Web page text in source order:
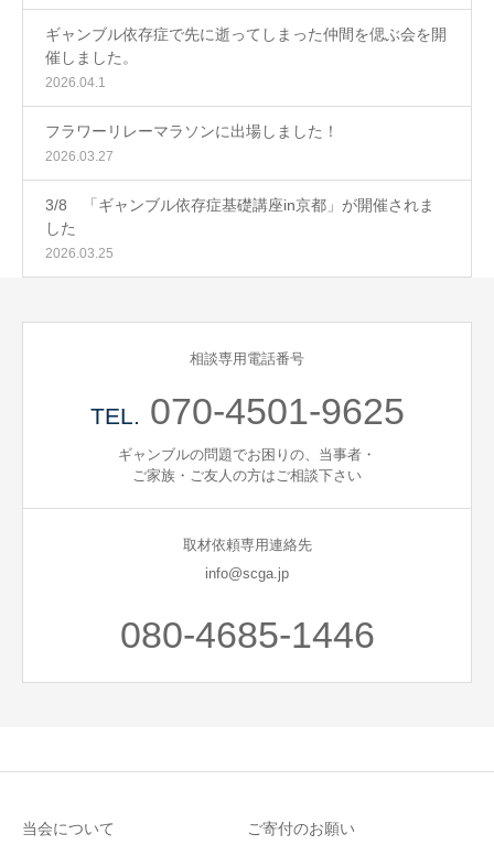
ギャンブル依存症で先に逝ってしまった仲間を偲ぶ会を開
催しました。
2026.04.1
フラワーリレーマラソンに出場しました！
2026.03.27
3/8 「ギャンブル依存症基礎講座in京都」が開催されま
した
2026.03.25
相談専用電話番号
TEL. 070-4501-9625
ギャンブルの問題でお困りの、当事者・
ご家族・ご友人の方はご相談下さい
取材依頼専用連絡先
info@scga.jp
080-4685-1446
当会について ご寄付のお願い